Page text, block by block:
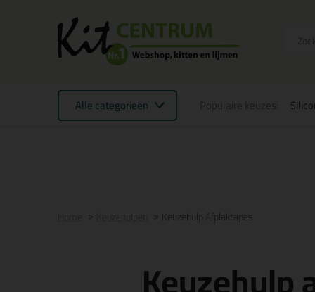
Alle categorieën
Keuzehulp Afplaktapes